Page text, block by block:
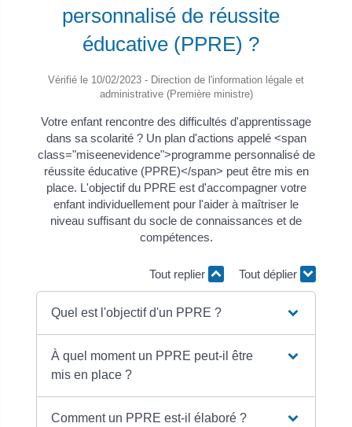
personnalisé de réussite
éducative (PPRE) ?
Vérifié le 10/02/2023 - Direction de l'information légale et
administrative (Première ministre)
Votre enfant rencontre des difficultés d'apprentissage
dans sa scolarité ? Un plan d'actions appelé <span
class="miseenevidence">programme personnalisé de
réussite éducative (PPRE)</span> peut être mis en
place. L'objectif du PPRE est d'accompagner votre
enfant individuellement pour l'aider à maîtriser le
niveau suffisant du socle de connaissances et de
compétences.
Tout replier Tout déplier
Quel est l'objectif d'un PPRE ?
À quel moment un PPRE peut-il être
mis en place ?
Comment un PPRE est-il élaboré ?